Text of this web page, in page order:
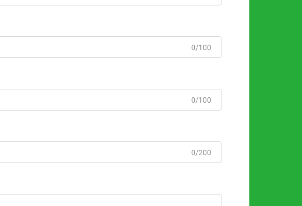
0/100
0/100
0/200